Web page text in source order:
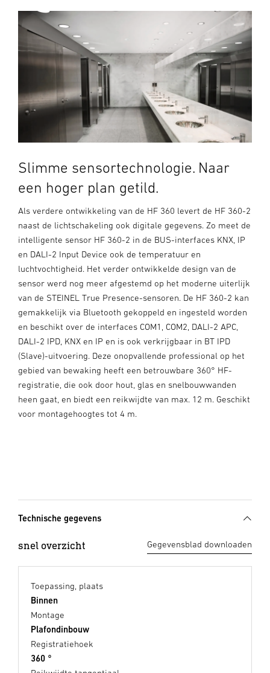
Slimme sensortechnologie. Naar
een hoger plan getild.
Als verdere ontwikkeling van de HF 360 levert de HF 360-2
naast de lichtschakeling ook digitale gegevens. Zo meet de
intelligente sensor HF 360-2 in de BUS-interfaces KNX, IP
en DALI-2 Input Device ook de temperatuur en
luchtvochtigheid. Het verder ontwikkelde design van de
sensor werd nog meer afgestemd op het moderne uiterlijk
van de STEINEL True Presence-sensoren. De HF 360-2 kan
gemakkelijk via Bluetooth gekoppeld en ingesteld worden
en beschikt over de interfaces COM1, COM2, DALI-2 APC,
DALI-2 IPD, KNX en IP en is ook verkrijgbaar in BT IPD
(Slave)-uitvoering. Deze onopvallende professional op het
gebied van bewaking heeft een betrouwbare 360° HF-
registratie, die ook door hout, glas en snelbouwwanden
heen gaat, en biedt een reikwijdte van max. 12 m. Geschikt
voor montagehoogtes tot 4 m.
Technische gegevens
snel overzicht Gegevensblad downloaden
Toepassing, plaats
Binnen
Montage
Plafondinbouw
Registratiehoek
360 °